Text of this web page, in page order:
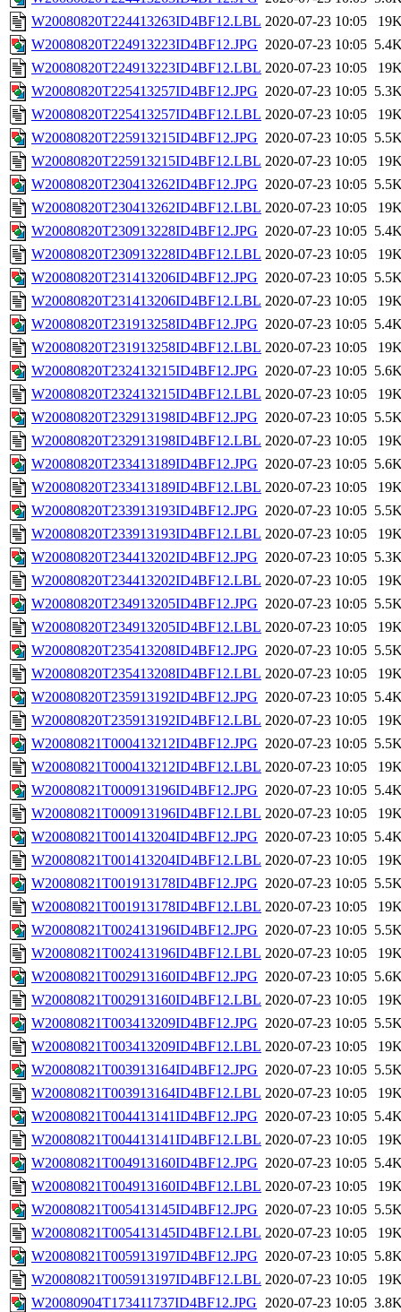
W20080820T224413263ID4BF12.LBL 2020-07-23 10:05
W20080820T224913223ID4BF12.JPG 2020-07-23 10:05
W20080820T224913223ID4BF12.LBL 2020-07-23 10:05
W20080820T225413257ID4BF12.JPG 2020-07-23 10:05
W20080820T225413257ID4BF12.LBL 2020-07-23 10:05
W20080820T225913215ID4BF12.JPG 2020-07-23 10:05
W20080820T225913215ID4BF12.LBL 2020-07-23 10:05
W20080820T230413262ID4BF12.JPG 2020-07-23 10:05
W20080820T230413262ID4BF12.LBL 2020-07-23 10:05
W20080820T230913228ID4BF12.JPG 2020-07-23 10:05
W20080820T230913228ID4BF12.LBL 2020-07-23 10:05
W20080820T231413206ID4BF12.JPG 2020-07-23 10:05
W20080820T231413206ID4BF12.LBL 2020-07-23 10:05
W20080820T231913258ID4BF12.JPG 2020-07-23 10:05
W20080820T231913258ID4BF12.LBL 2020-07-23 10:05
W20080820T232413215ID4BF12.JPG 2020-07-23 10:05
W20080820T232413215ID4BF12.LBL 2020-07-23 10:05
W20080820T232913198ID4BF12.JPG 2020-07-23 10:05
W20080820T232913198ID4BF12.LBL 2020-07-23 10:05
W20080820T233413189ID4BF12.JPG 2020-07-23 10:05
W20080820T233413189ID4BF12.LBL 2020-07-23 10:05
W20080820T233913193ID4BF12.JPG 2020-07-23 10:05
W20080820T233913193ID4BF12.LBL 2020-07-23 10:05
W20080820T234413202ID4BF12.JPG 2020-07-23 10:05
W20080820T234413202ID4BF12.LBL 2020-07-23 10:05
W20080820T234913205ID4BF12.JPG 2020-07-23 10:05
W20080820T234913205ID4BF12.LBL 2020-07-23 10:05
W20080820T235413208ID4BF12.JPG 2020-07-23 10:05
W20080820T235413208ID4BF12.LBL 2020-07-23 10:05
W20080820T235913192ID4BF12.JPG 2020-07-23 10:05
W20080820T235913192ID4BF12.LBL 2020-07-23 10:05
W20080821T000413212ID4BF12.JPG 2020-07-23 10:05
W20080821T000413212ID4BF12.LBL 2020-07-23 10:05
W20080821T000913196ID4BF12.JPG 2020-07-23 10:05
W20080821T000913196ID4BF12.LBL 2020-07-23 10:05
W20080821T001413204ID4BF12.JPG 2020-07-23 10:05
W20080821T001413204ID4BF12.LBL 2020-07-23 10:05
W20080821T001913178ID4BF12.JPG 2020-07-23 10:05
W20080821T001913178ID4BF12.LBL 2020-07-23 10:05
W20080821T002413196ID4BF12.JPG 2020-07-23 10:05
W20080821T002413196ID4BF12.LBL 2020-07-23 10:05
W20080821T002913160ID4BF12.JPG 2020-07-23 10:05
W20080821T002913160ID4BF12.LBL 2020-07-23 10:05
W20080821T003413209ID4BF12.JPG 2020-07-23 10:05
W20080821T003413209ID4BF12.LBL 2020-07-23 10:05
W20080821T003913164ID4BF12.JPG 2020-07-23 10:05
W20080821T003913164ID4BF12.LBL 2020-07-23 10:05
W20080821T004413141ID4BF12.JPG 2020-07-23 10:05
W20080821T004413141ID4BF12.LBL 2020-07-23 10:05
W20080821T004913160ID4BF12.JPG 2020-07-23 10:05
W20080821T004913160ID4BF12.LBL 2020-07-23 10:05
W20080821T005413145ID4BF12.JPG 2020-07-23 10:05
W20080821T005413145ID4BF12.LBL 2020-07-23 10:05
W20080821T005913197ID4BF12.JPG 2020-07-23 10:05
W20080821T005913197ID4BF12.LBL 2020-07-23 10:05
W20080904T173411737ID4BF12.JPG 2020-07-23 10:05